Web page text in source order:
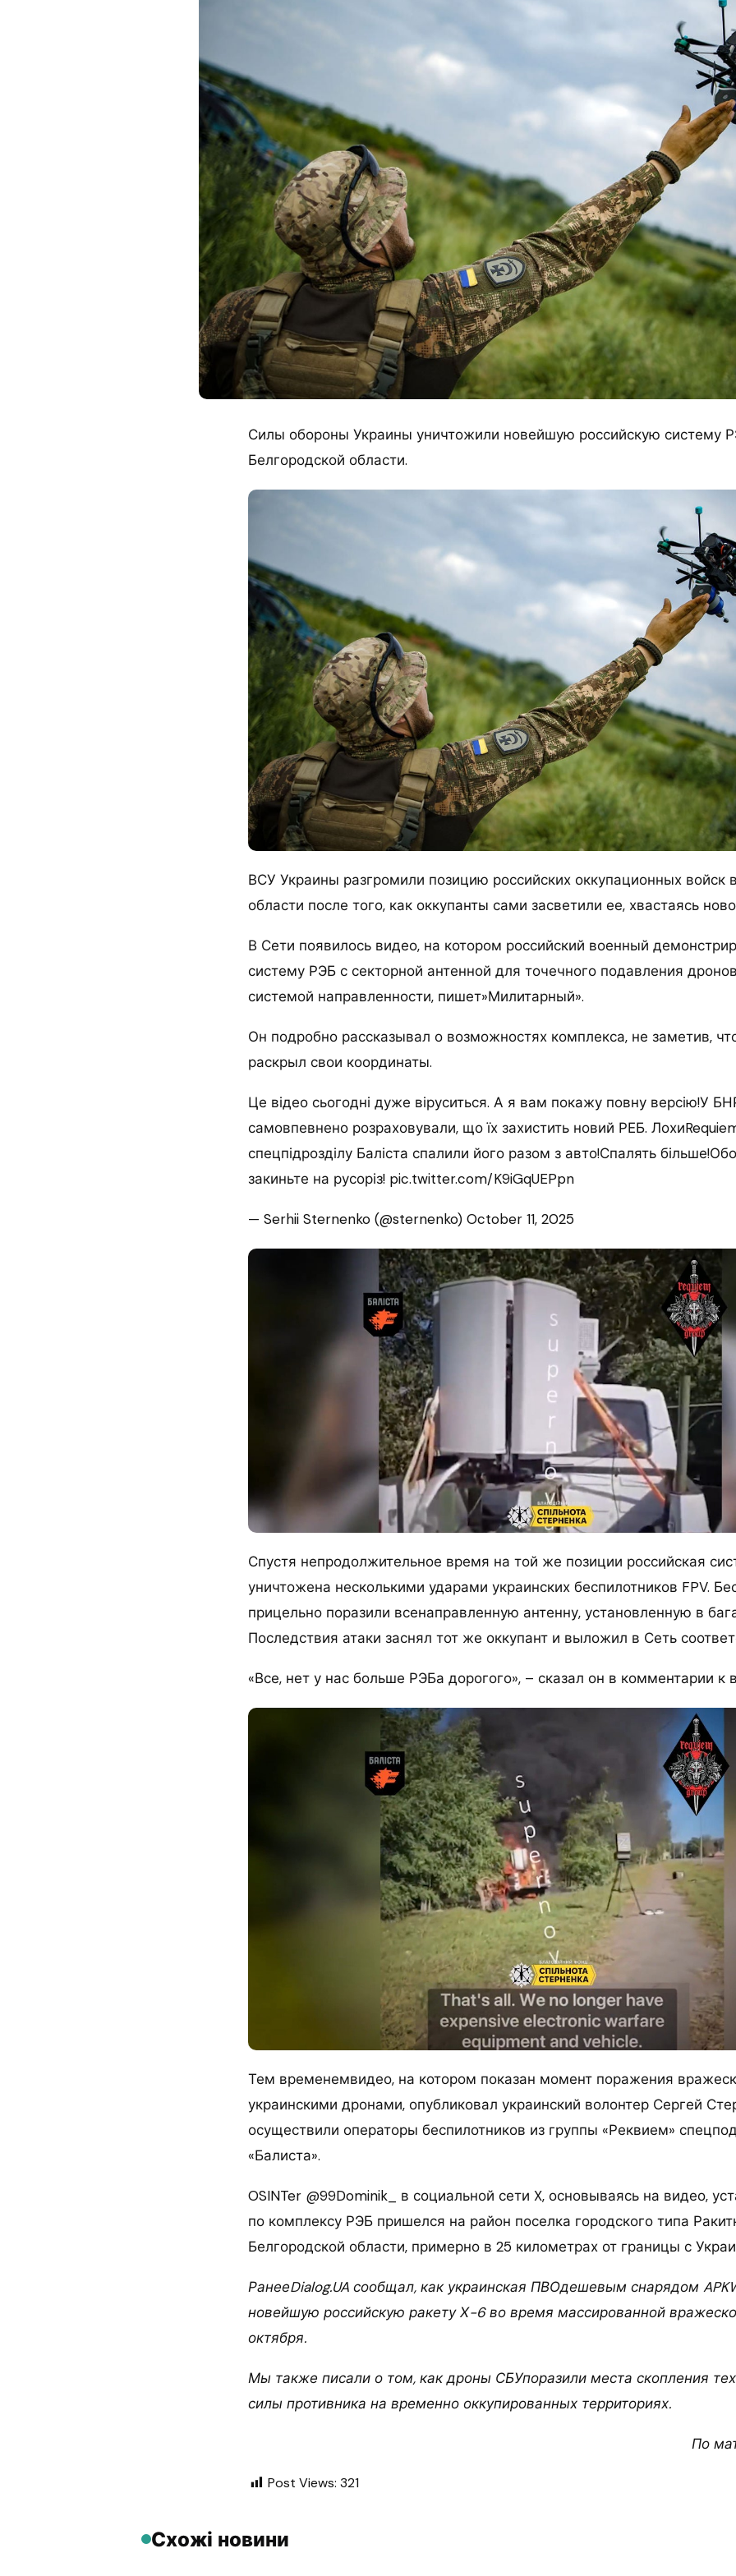
Силы обороны Украины уничтожили новейшую российскую систему
Белгородской области.
ВСУ Украины разгромили позицию российских оккупационных войск
области после того, как оккупанты сами засветили ее, хвастаясь
В Сети появилось видео, на котором российский военный
систему РЭБ с секторной антенной для точечного подавления
системой направленности, пишет»Милитарный».
Он подробно рассказывал о возможностях комплекса, не заметив,
раскрыл свои координаты.
Це відео сьогодні дуже віруситься. А я вам покажу повну версію!У
самовпевнено розраховували, що їх захистить новий РЕБ.
спецпідрозділу Баліста спалили його разом з авто!Спалять
закиньте на русоріз! pic.twitter.com/K9iGqUEPpn
— Serhii Sternenko (@sternenko) October 11, 2025
Спустя непродолжительное время на той же позиции российская
уничтожена несколькими ударами украинских беспилотников FPV.
прицельно поразили всенаправленную антенну, установленную в
Последствия атаки заснял тот же оккупант и выложил в Сеть
«Все, нет у нас больше РЭБа дорогого», – сказал он в комментарии к
Тем временемвидео, на котором показан момент поражения
украинскими дронами, опубликовал украинский волонтер Сергей
осуществили операторы беспилотников из группы «Реквием»
«Балиста».
OSINTer @99Dominik_ в социальной сети X, основываясь на видео,
по комплексу РЭБ пришелся на район поселка городского типа
Белгородской области, примерно в 25 километрах от границы с
РанееDialog.UA сообщал, как украинская ПВОдешевым снарядом
новейшую российскую ракету Х-6 во время массированной
октября.
Мы также писали о том, как дроны СБУпоразили места скопления
силы противника на временно оккупированных территориях.
По
Post Views: 321
Схожі новини